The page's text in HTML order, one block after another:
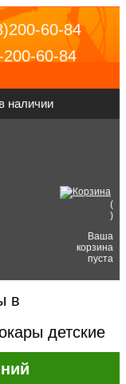
60-84
200-60-84
наличии
(
)
Ваша
корзина
пуста
в
детские